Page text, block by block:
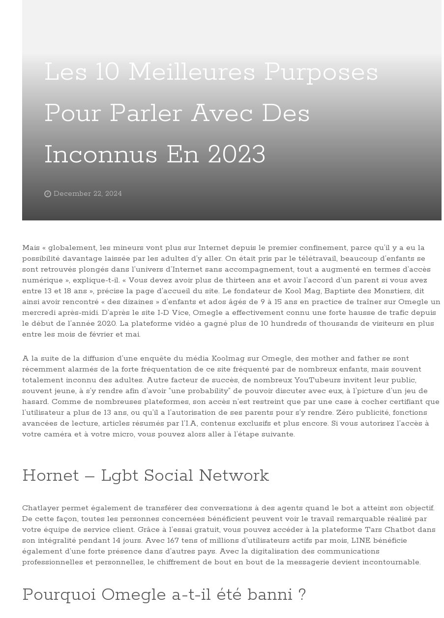
Les 10 Meilleures Purposes
Pour Parler Avec Des
Inconnus En 2023
December 22, 2024
Mais « globalement, les mineurs vont plus sur Internet depuis le premier confinement, parce qu’il y a eu la
possibilité davantage laissée par les adultes d’y aller. On était pris par le télétravail, beaucoup d’enfants se
sont retrouvés plongés dans l’univers d’Internet sans accompagnement, tout a augmenté en termes d’accès
numérique », explique-t-il. « Vous devez avoir plus de thirteen ans et avoir l’accord d’un parent si vous avez
entre 13 et 18 ans », précise la page d’accueil du site. Le fondateur de Kool Mag, Baptiste des Monstiers, dit
ainsi avoir rencontré « des dizaines » d’enfants et ados âgés de 9 à 15 ans en practice de traîner sur Omegle un
mercredi après-midi. D’après le site I-D Vice, Omegle a effectivement connu une forte hausse de trafic depuis
le début de l’année 2020. La plateforme vidéo a gagné plus de 10 hundreds of thousands de visiteurs en plus
entre les mois de février et mai.
A la suite de la diffusion d’une enquête du média Koolmag sur Omegle, des mother and father se sont
récemment alarmés de la forte fréquentation de ce site fréquenté par de nombreux enfants, mais souvent
totalement inconnu des adultes. Autre facteur de succès, de nombreux YouTubeurs invitent leur public,
souvent jeune, à s’y rendre afin d’avoir “une probability” de pouvoir discuter avec eux, à l’picture d’un jeu de
hasard. Comme de nombreuses plateformes, son accès n’est restreint que par une case à cocher certifiant que
l’utilisateur a plus de 13 ans, ou qu’il a l’autorisation de ses parents pour s’y rendre. Zéro publicité, fonctions
avancées de lecture, articles résumés par l’I.A, contenus exclusifs et plus encore. Si vous autorisez l’accès à
votre caméra et à votre micro, vous pouvez alors aller à l’étape suivante.
Hornet – Lgbt Social Network
Chatlayer permet également de transférer des conversations à des agents quand le bot a atteint son objectif.
De cette façon, toutes les personnes concernées bénéficient peuvent voir le travail remarquable réalisé par
votre équipe de service client. Grâce à l’essai gratuit, vous pouvez accéder à la plateforme Tars Chatbot dans
son intégralité pendant 14 jours. Avec 167 tens of millions d’utilisateurs actifs par mois, LINE bénéficie
également d’une forte présence dans d’autres pays. Avec la digitalisation des communications
professionnelles et personnelles, le chiffrement de bout en bout de la messagerie devient incontournable.
Pourquoi Omegle a-t-il été banni ?